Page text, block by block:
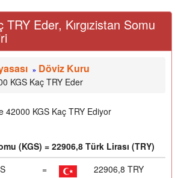
Eder, Kırgızistan Somu
» Döviz Kuru
KGS Kaç TRY Eder
42000 KGS Kaç TRY Ediyor
(KGS) = 22906,8 Türk Lirası (TRY)
= 22906,8 TRY